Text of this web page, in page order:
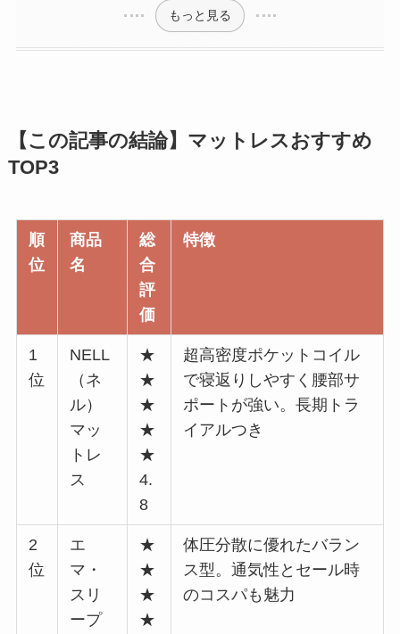
もっと見る
【この記事の結論】マットレスおすすめ
TOP3
順
位
商品
名
総
合
評
価
特徴
1
位
NELL
（ネ
ル）
マッ
トレ
ス
★
★
★
★
★
4.
8
超高密度ポケットコイル
で寝返りしやすく腰部サ
ポートが強い。長期トラ
イアルつき
2
位
エ
マ・
スリ
ープ
★
★
★
★
体圧分散に優れたバラン
ス型。通気性とセール時
のコスパも魅力